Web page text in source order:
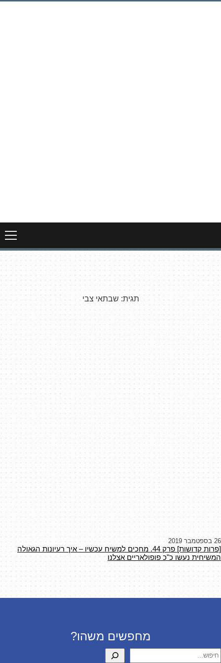
לדלג
תגית: שבתאי צבי
26 בספטמבר 2019
[פרות קדושות] פרק 44. מחכים למשיח עכשיו – איך רעיונות הגאולה
המשיחית נעשו כ"כ פופולאריים אצלנו
מחפשים משהו?
חיפוש